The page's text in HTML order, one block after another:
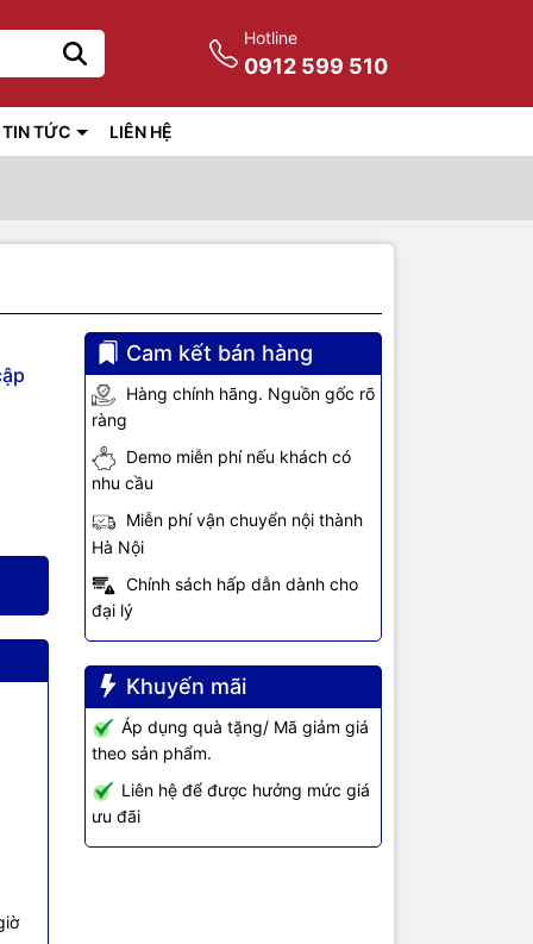
Hotline
0912 599 510
TIN TỨC LIÊN HỆ
Cam kết bán hàng
Hàng chính hãng. Nguồn gốc rõ
ràng
Demo miễn phí nếu khách có
nhu cầu
Miễn phí vận chuyển nội thành
Hà Nội
Chính sách hấp dẫn dành cho
đại lý
Khuyến mãi
Áp dụng quà tặng/ Mã giảm giá
theo sản phẩm.
Liên hệ để được hưởng mức giá
ưu đãi